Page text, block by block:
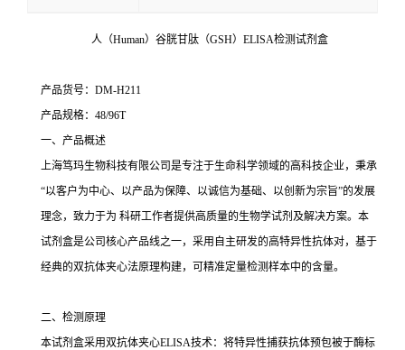
人（Human）谷胱甘肽（GSH）ELISA检测试剂盒
产品货号：DM-H211
产品规格：48/96T
一、产品概述
上海笃玛生物科技有限公司是专注于生命科学领域的高科技企业，秉承
“以客户为中心、以产品为保障、以诚信为基础、以创新为宗旨”的发展
理念，致力于为 科研工作者提供高质量的生物学试剂及解决方案。本
试剂盒是公司核心产品线之一，采用自主研发的高特异性抗体对，基于
经典的双抗体夹心法原理构建，可精准定量检测样本中的含量。
二、检测原理
本试剂盒采用双抗体夹心ELISA技术：将特异性捕获抗体预包被于酶标